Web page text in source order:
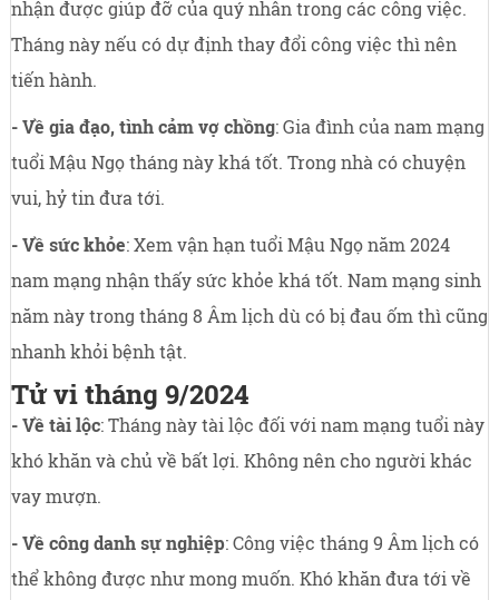
nhận được giúp đỡ của quý nhân trong các công việc.
Tháng này nếu có dự định thay đổi công việc thì nên
tiến hành.
- Về gia đạo, tình cảm vợ chồng: Gia đình của nam mạng
tuổi Mậu Ngọ tháng này khá tốt. Trong nhà có chuyện
vui, hỷ tin đưa tới.
- Về sức khỏe: Xem vận hạn tuổi Mậu Ngọ năm 2024
nam mạng nhận thấy sức khỏe khá tốt. Nam mạng sinh
năm này trong tháng 8 Âm lịch dù có bị đau ốm thì cũng
nhanh khỏi bệnh tật.
Tử vi tháng 9/2024
- Về tài lộc: Tháng này tài lộc đối với nam mạng tuổi này
khó khăn và chủ về bất lợi. Không nên cho người khác
vay mượn.
- Về công danh sự nghiệp: Công việc tháng 9 Âm lịch có
thể không được như mong muốn. Khó khăn đưa tới về